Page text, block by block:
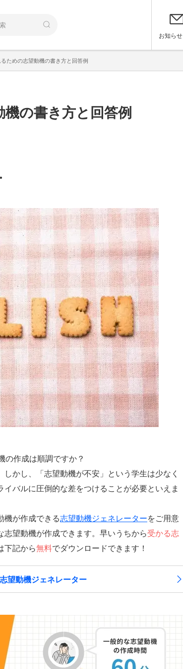
お知らせ
ための志望動機の書き方と回答例
の書き方と回答例
の作成は順調ですか？
かし、「志望動機が不安」という学生は少なく
バルに圧倒的な差をつけることが必要といえま
機が作成できる志望動機ジェネレーターをご用意
望動機が作成できます。早いうちから受かる志
下記から無料でダウンロードできます！
望動機ジェネレーター